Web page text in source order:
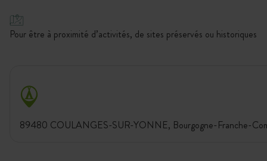
Pour être à proximité d’activités, de sites préservés ou historiques
89480 COULANGES-SUR-YONNE, Bourgogne-Franche-